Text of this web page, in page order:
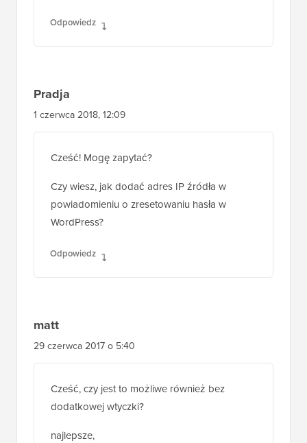
Odpowiedz
Pradja
1 czerwca 2018, 12:09
Cześć! Mogę zapytać?
Czy wiesz, jak dodać adres IP źródła w
powiadomieniu o zresetowaniu hasła w
WordPress?
Odpowiedz
matt
29 czerwca 2017 o 5:40
Cześć, czy jest to możliwe również bez
dodatkowej wtyczki?
najlepsze,